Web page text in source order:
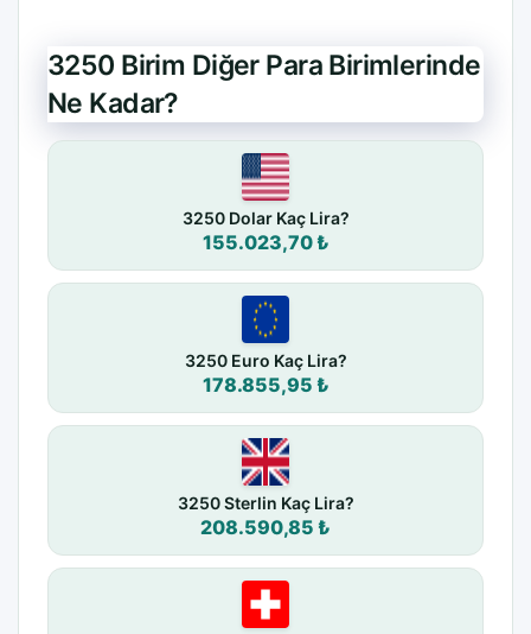
3250 Birim Diğer Para Birimlerinde
Ne Kadar?
3250 Dolar Kaç Lira?
155.023,70 ₺
3250 Euro Kaç Lira?
178.855,95 ₺
3250 Sterlin Kaç Lira?
208.590,85 ₺